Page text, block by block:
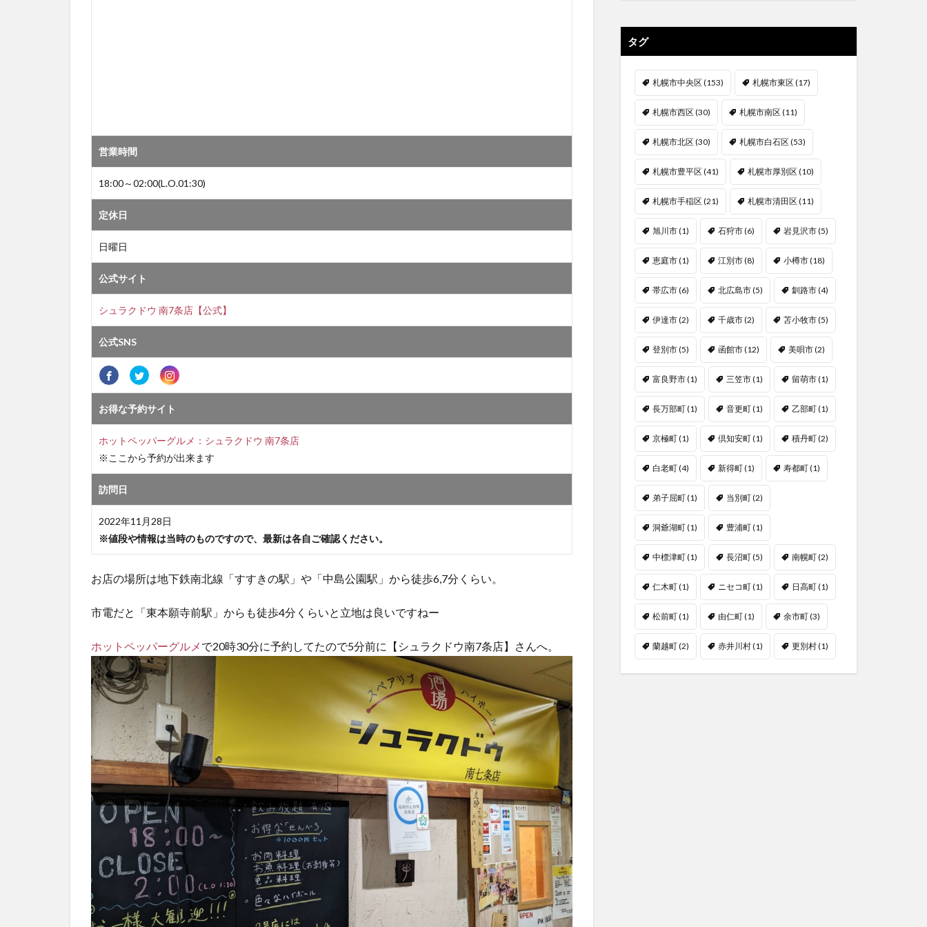
営業時間
18:00～02:00(L.O.01:30)
定休日
日曜日
公式サイト
シュラクドウ 南7条店【公式】
公式SNS
お得な予約サイト
ホットペッパーグルメ：シュラクドウ 南7条店
※ここから予約が出来ます
訪問日
2022年11月28日
※値段や情報は当時のものですので、最新は各自ご確認ください。
お店の場所は地下鉄南北線「すすきの駅」や「中島公園駅」から徒歩6,7分くらい。
市電だと「東本願寺前駅」からも徒歩4分くらいと立地は良いですねー
ホットペッパーグルメ で20時30分に予約してたので5分前に【シュラクドウ南7条店】さんへ。
タグ
札幌市中央区(153) 札幌市東区(17)
札幌市西区(30) 札幌市南区(11)
札幌市北区(30) 札幌市白石区(53)
札幌市豊平区(41) 札幌市厚別区(10)
札幌市手稲区(21) 札幌市清田区(11)
旭川市(1) 石狩市(6) 岩見沢市(5)
恵庭市(1) 江別市(8) 小樽市(18)
帯広市(6) 北広島市(5) 釧路市(4)
伊達市(2) 千歳市(2) 苫小牧市(5)
登別市(5) 函館市(12) 美唄市(2)
富良野市(1) 三笠市(1) 留萌市(1)
長万部町(1) 音更町(1) 乙部町(1)
京極町(1) 倶知安町(1) 積丹町(2)
白老町(4) 新得町(1) 寿都町(1)
弟子屈町(1) 当別町(2)
洞爺湖町(1) 豊浦町(1)
中標津町(1) 長沼町(5) 南幌町(2)
仁木町(1) ニセコ町(1) 日高町(1)
松前町(1) 由仁町(1) 余市町(3)
蘭越町(2) 赤井川村(1) 更別村(1)